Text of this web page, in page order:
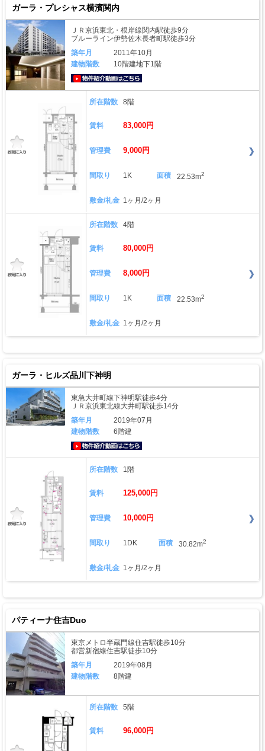
ガーラ・プレシャス横濱関内
ＪＲ京浜東北・根岸線関内駅徒歩9分
ブルーライン伊勢佐木長者町駅徒歩3分
築年月
2011年10月
建物階数
10階建地下1階
所在階数 8階
賃料 83,000円
管理費 9,000円
間取り 1K 面積 22.53m2
敷金/礼金 1ヶ月/2ヶ月
所在階数 4階
賃料 80,000円
管理費 8,000円
間取り 1K 面積 22.53m2
敷金/礼金 1ヶ月/2ヶ月
ガーラ・ヒルズ品川下神明
東急大井町線下神明駅徒歩4分
ＪＲ京浜東北線大井町駅徒歩14分
築年月
2019年07月
建物階数
6階建
所在階数 1階
賃料 125,000円
管理費 10,000円
間取り 1DK 面積 30.82m2
敷金/礼金 1ヶ月/2ヶ月
パティーナ住吉Duo
東京メトロ半蔵門線住吉駅徒歩10分
都営新宿線住吉駅徒歩10分
築年月
2019年08月
建物階数
8階建
所在階数 5階
賃料 96,000円